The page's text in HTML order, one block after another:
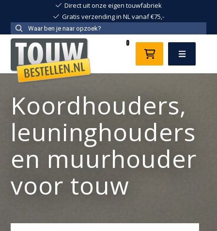
Direct uit onze eigen touwfabriek
Gratis verzending in NL vanaf €75,-
Menu
0
Koordhouders,
leuninghouders
en muurhouder
voor touw
Koordhouders,
leuninghouders
muurhouder
touw